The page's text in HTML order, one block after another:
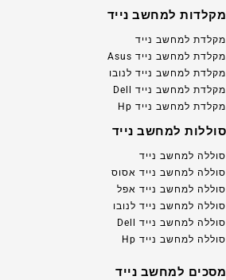
מקלדות למחשב נייד
מקלדת למחשב נייד
מקלדת למחשב נייד Asus
מקלדת למחשב נייד לנובו
מקלדת למחשב נייד Dell
מקלדת למחשב נייד Hp
סוללות למחשב נייד
סוללה למחשב נייד
סוללה למחשב נייד אסוס
סוללה למחשב נייד אפל
סוללה למחשב נייד לנובו
סוללה למחשב נייד Dell
סוללה למחשב נייד Hp
מסכים למחשב נייד